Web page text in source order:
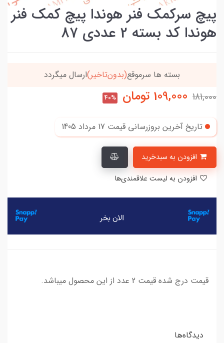
پیچ سرکمک فنر هوندا پیچ کمک فنر
هوندا کد بسته 2 عددی 87
خریدتو به5میلیون
181,000
109,000 تومان 40%
تاریخ آخرین بروزرسانی قیمت 17 مرداد 1405
قیمت درج شده قیمت 2 عدد از این محصول میباشد.
دیدگاه‌ها